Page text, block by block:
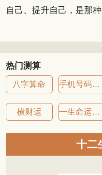
自己、提升自己，是那
热门测算
八字算命 手机号码吉凶
横财运 一生命运详批
十二